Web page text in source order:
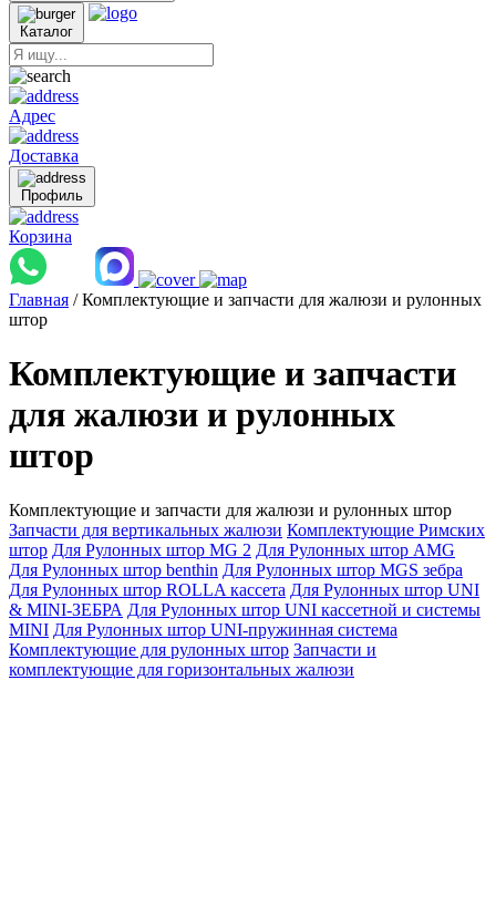
Каталог
Адрес
Доставка
Профиль
Корзина
Главная / Комплектующие и запчасти для жалюзи и рулонных
штор
Комплектующие и запчасти
для жалюзи и рулонных
штор
Комплектующие и запчасти для жалюзи и рулонных штор
Запчасти для вертикальных жалюзи Комплектующие Римских
штор Для Рулонных штор MG 2 Для Рулонных штор AMG
Для Рулонных штор benthin Для Рулонных штор MGS зебра
Для Рулонных штор ROLLA кассета Для Рулонных штор UNI
& MINI-ЗЕБРА Для Рулонных штор UNI кассетной и системы
MINI Для Рулонных штор UNI-пружинная система
Комплектующие для рулонных штор Запчасти и
комплектующие для горизонтальных жалюзи